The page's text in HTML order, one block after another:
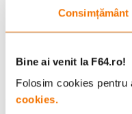
Consimțământ
Bine ai venit la F64.ro!
Folosim cookies
cookies.
F64 Studio